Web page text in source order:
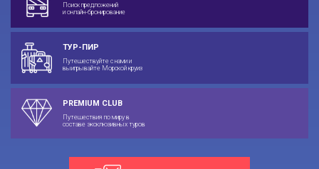
Поиск предложений
и онлайн-бронирование
ТУР-ПИР
Путешествуйте с нами и
выигрывайте Морской круиз
PREMIUM CLUB
Путешествия по миру в
составе эксклюзивных туров